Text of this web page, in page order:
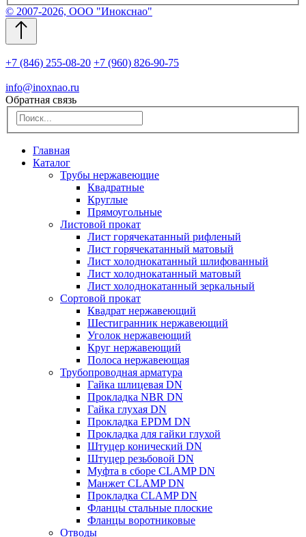
© 2007-2026, ООО "Инокснао"
+7 (846) 255-08-20 +7 (960) 826-90-75
info@inoxnao.ru
Обратная связь
Главная
Каталог
Трубы нержавеющие
Квадратные
Круглые
Прямоугольные
Листовой прокат
Лист горячекатанный рифленый
Лист горячекатанный матовый
Лист холоднокатанный шлифованный
Лист холоднокатанный матовый
Лист холоднокатанный зеркальный
Сортовой прокат
Квадрат нержавеющий
Шестигранник нержавеющий
Уголок нержавеющий
Круг нержавеющий
Полоса нержавеющая
Трубопроводная арматура
Гайка шлицевая DN
Прокладка NBR DN
Гайка глухая DN
Прокладка EPDM DN
Прокладка для гайки глухой
Штуцер конический DN
Штуцер резьбовой DN
Муфта в сборе CLAMP DN
Манжет CLAMP DN
Прокладка CLAMP DN
Фланцы стальные плоские
Фланцы воротниковые
Отводы